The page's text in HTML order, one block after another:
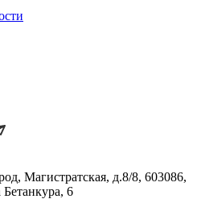
Магистратская, д.8/8, 603086,
6